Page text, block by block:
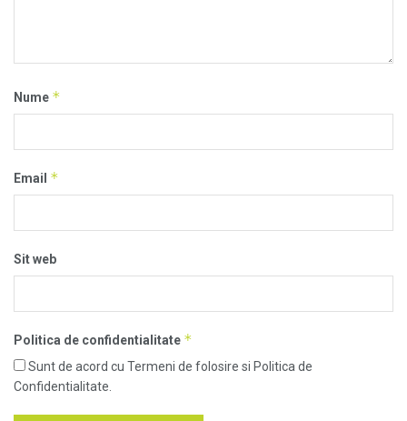
Nume *
Email *
Sit web
Politica de confidentialitate *
Sunt de acord cu Termeni de folosire si Politica de
Confidentialitate.